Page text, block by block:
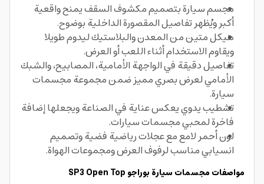
مجسم سيارة بتصميم مكشوف السقف يمنح واقعية
أكبر ويُظهر تفاصيل المقصورة الداخلية بوضوح.
هيكل متين من المعدن والبلاستيك ليدوم طويلا
ويقاوم الاستخدام أثناء اللعب أو العرض.
تفاصيل دقيقة في الواجهة الأمامية، المصابيح، والشبك
الأمامي لعرض بصري مميز ضمن مجموعة مجسمات
سيارة.
تشطيب يدوي يعكس عناية في الصناعة ويجعلها إضافة
فاخرة لمحبي مجسمات سيارات.
لون أحمر لامع مع عجلات رياضية فضية وتصميم
انسيابي مناسب لرفوف العرض ومجموعات الهواة.
مواصفات مجسمات سيارة بوراجو SP3 Open Top